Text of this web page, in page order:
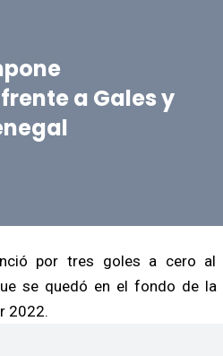
a Gales y
por tres goles a cero al
se quedó en el fondo de la
2022.